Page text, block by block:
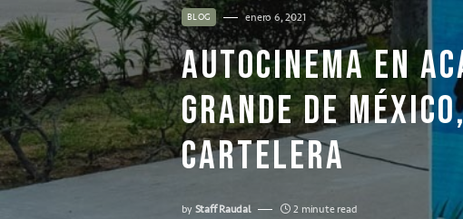
BLOG enero 6, 2021
AUTOCINEMA EN
GRANDE DE
CARTELERA
byStaff Raudal 2 minute read